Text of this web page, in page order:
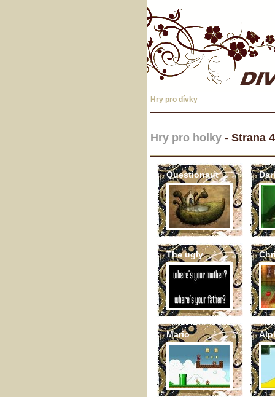
Hry pro dívky
Hry pro holky - Strana 4
Questionaut
The ugly
Mario